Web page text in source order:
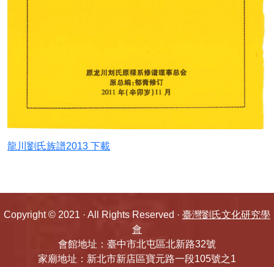
五忠堂先祖傳略
劉氏1988年村雅(南投竹山)
劉氏大宗譜(1989年福建上杭元龍公)(台中土
牛)
劉氏宗譜(莊吳玉圖)(1986)
劉氏宗譜1989巨漢(五溝水)
友明公譜(上杭)
龍川劉氏族譜2013 下載
Copyright © 2021 · All Rights Reserved · 臺灣劉氏文化研究學
會
會館地址：臺中市北屯區北新路32號
家廟地址：新北市新店區寶元路一段105號之1